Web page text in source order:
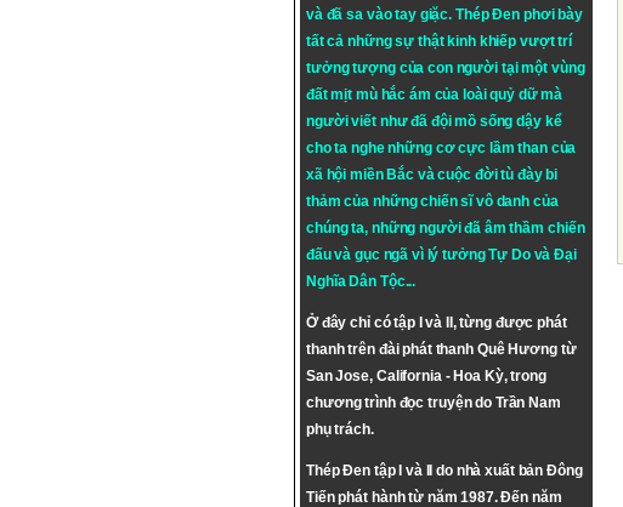
và đã sa vào tay giặc. Thép Đen phơi bày
tất cả những sự thật kinh khiếp vượt trí
tưởng tượng của con người tại một vùng
đất mịt mù hắc ám của loài quỷ dữ mà
người viết như đã đội mồ sống dậy kể
cho ta nghe những cơ cực lầm than của
xã hội miền Bắc và cuộc đời tù đày bi
thảm của những chiến sĩ vô danh của
chúng ta, những người đã âm thầm chiến
đấu và gục ngã vì lý tưởngTự DovàĐại
Nghĩa Dân Tộc...
Ở đây chỉ có tập I và II, từng được phát
thanh trên đài phát thanh Quê Hương từ
San Jose, California - Hoa Kỳ, trong
chương trình đọc truyện do Trần Nam
phụ trách.
Thép Đen tập I và II do nhà xuất bản Đông
Tiến phát hành từ năm 1987. Đến năm